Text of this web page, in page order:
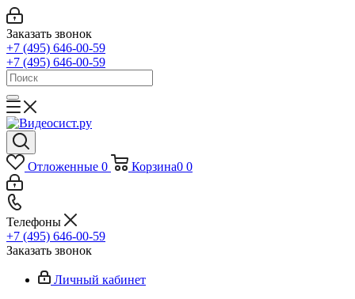
Заказать звонок
+7 (495) 646-00-59
+7 (495) 646-00-59
Отложенные 0 Корзина0 0
Телефоны
+7 (495) 646-00-59
Заказать звонок
Личный кабинет